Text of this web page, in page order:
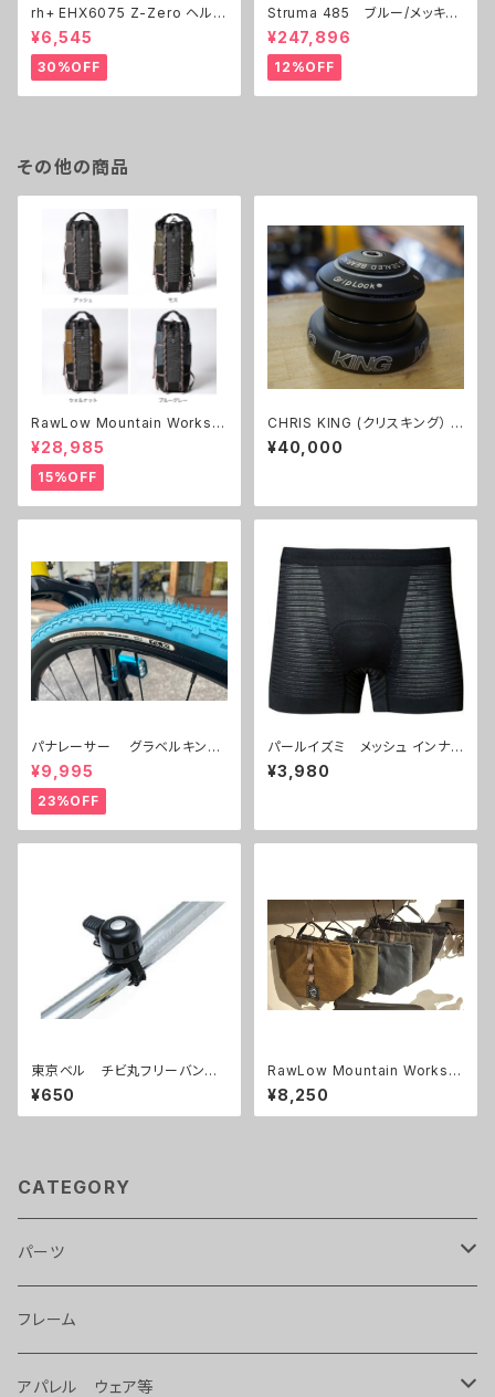
rh+ EHX6075 Z-Zero ヘルメ
ット
¥6,545
30%OFF
Struma 485 ブルー/メッキ
レッドライン 展示フレーム
¥247,896
12%OFF
その他の商品
RawLow Mountain Works
((ロウロウマウンテンワークス)
Antelope
¥28,985
15%OFF
CHRIS KING (クリスキング） I
NSET 8
¥40,000
パナレーサー グラベルキング
700C 32c,38c 限定色 ２本セ
ット
¥9,995
23%OFF
パールイズミ メッシュ インナ
ーパンツ １５３ 街乗り 通勤
通学
¥3,980
東京ベル チビ丸フリーバン
ド TB-550FB
¥650
RawLow Mountain Works
（ロウロウマウンテンワークス）
TABITIBI(タビチビ）トート
¥8,250
CATEGORY
パーツ
ライト
タイヤ、チューブ 等
フレーム
アパレル ウェア等